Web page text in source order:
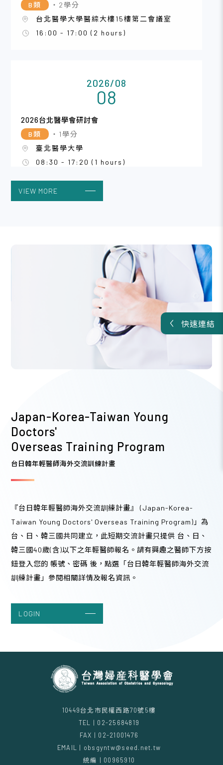
快速連結
B類
・2學分
台北醫學大學醫綜大樓15樓第二會議室
16:00 - 17:00 (2 hours)
2026/08
08
2026台北醫學會研討會
B類
・1學分
臺北醫學大學
08:30 - 17:20 (1 hours)
澎湖縣婦幼健康促進暨高風險孕產婦教育訓練
國防醫學大學三軍總醫院澎湖分院舊大樓二
09:00 - 17:00 (1 hours)
2026/08
09
台大醫學院 201講堂
09:00 - 12:00 (3 hours)
09
婦產科藥物新進展研討會
A類
・4學分
台大醫學院 201講堂
13:00 - 16:50 (4 hours)
VIEW MORE
Japan-Korea-Taiwan Young
Doctors'
Overseas Training Program
台日韓年輕醫師海外交流訓練計畫
『台日韓年輕醫師海外交流訓練計畫』 (Japan-Korea-
Taiwan Young Doctors' Overseas Training Program)」為
台、日、韓三國共同建立，此短期交流計畫只提供 台、日、
韓三國40歲(含)以下之年輕醫師報名。請有興趣之醫師下方按
鈕登入您的 帳號、密碼 後，點選「台日韓年輕醫師海外交流
訓練計畫」參閱相關詳情及報名資訊。
LOGIN
10449台北市民權西路70號5樓
TEL | 02-25684819
FAX | 02-21001476
EMAIL | obsgyntw@seed.net.tw
統編 | 00965910